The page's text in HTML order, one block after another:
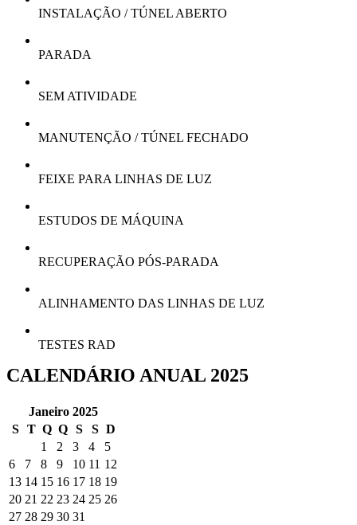
INSTALAÇÃO / TÚNEL ABERTO
PARADA
SEM ATIVIDADE
MANUTENÇÃO / TÚNEL FECHADO
FEIXE PARA LINHAS DE LUZ
ESTUDOS DE MÁQUINA
RECUPERAÇÃO PÓS-PARADA
ALINHAMENTO DAS LINHAS DE LUZ
TESTES RAD
CALENDÁRIO ANUAL 2025
Janeiro 2025
S
T Q Q S S D
1
2 3 4
5
6
7 8 9 10 11 12
13 14 15 16 17 18 19
20 21 22 23 24 25 26
27 28 29 30 31